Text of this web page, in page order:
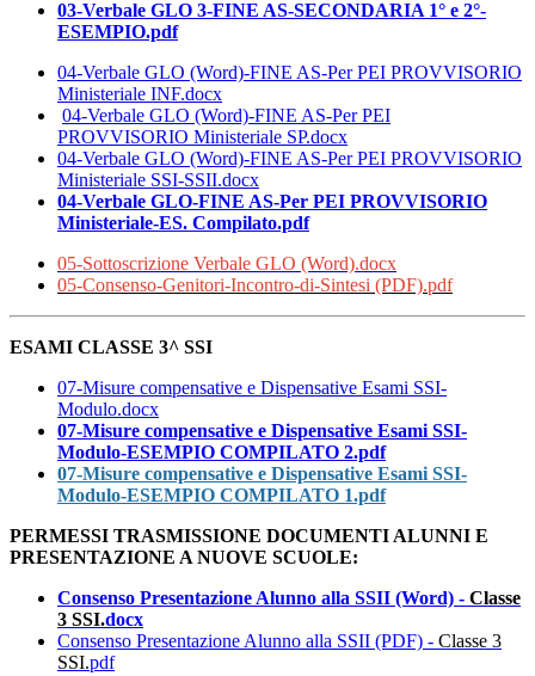
03-Verbale GLO 3-FINE AS-SECONDARIA 1° e 2°-
ESEMPIO.pdf
04-Verbale GLO (Word)-FINE AS-Per PEI PROVVISORIO
Ministeriale INF.docx
04-Verbale GLO (Word)-FINE AS-Per PEI
PROVVISORIO Ministeriale SP.docx
04-Verbale GLO (Word)-FINE AS-Per PEI PROVVISORIO
Ministeriale SSI-SSII.docx
04-Verbale GLO-FINE AS-Per PEI PROVVISORIO
Ministeriale-ES. Compilato.pdf
05-Sottoscrizione Verbale GLO (Word).docx
05-Consenso-Genitori-Incontro-di-Sintesi (PDF).pdf
ESAMI CLASSE 3^ SSI
07-Misure compensative e Dispensative Esami SSI-
Modulo.docx
07-Misure compensative e Dispensative Esami SSI-
Modulo-ESEMPIO COMPILATO 2.pdf
07-Misure compensative e Dispensative Esami SSI-
Modulo-ESEMPIO COMPILATO 1.pdf
PERMESSI TRASMISSIONE DOCUMENTI ALUNNI E
PRESENTAZIONE A NUOVE SCUOLE:
Consenso Presentazione Alunno alla SSII (Word) - Classe
3 SSI.docx
Consenso Presentazione Alunno alla SSII (PDF) - Classe 3
SSI.pdf